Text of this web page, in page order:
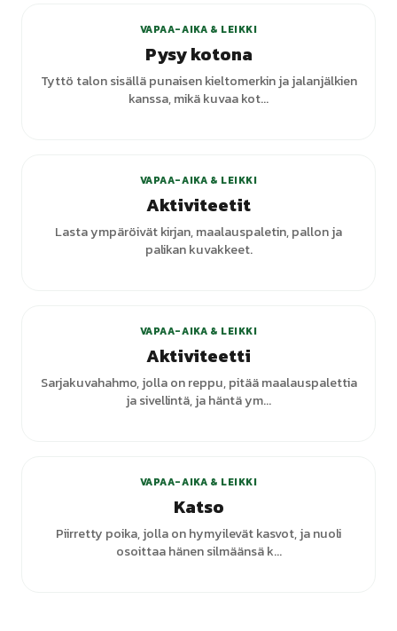
VAPAA-AIKA & LEIKKI
Pysy kotona
Tyttö talon sisällä punaisen kieltomerkin ja jalanjälkien
kanssa, mikä kuvaa kot...
VAPAA-AIKA & LEIKKI
Aktiviteetit
Lasta ympäröivät kirjan, maalauspaletin, pallon ja
palikan kuvakkeet.
VAPAA-AIKA & LEIKKI
Aktiviteetti
Sarjakuvahahmo, jolla on reppu, pitää maalauspalettia
ja sivellintä, ja häntä ym...
VAPAA-AIKA & LEIKKI
Katso
Piirretty poika, jolla on hymyilevät kasvot, ja nuoli
osoittaa hänen silmäänsä k...